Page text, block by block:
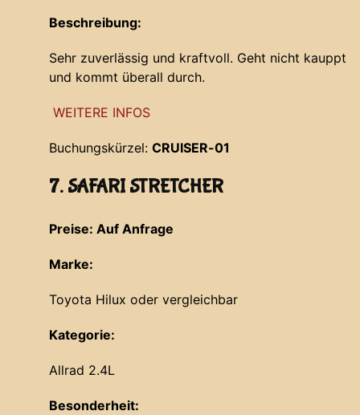
Beschreibung:
Sehr zuverlässig und kraftvoll. Geht nicht kauppt
und kommt überall durch.
WEITERE INFOS
Buchungskürzel: CRUISER-01
7. SAFARI STRETCHER
Preise: Auf Anfrage
Marke:
Toyota Hilux oder vergleichbar
Kategorie:
Allrad 2.4L
Besonderheit: